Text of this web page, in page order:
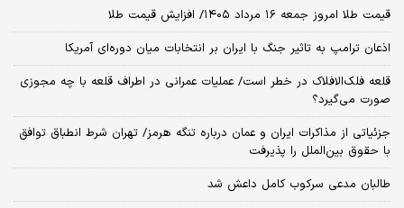
قیمت طلا امروز جمعه ۱۶ مرداد ۱۴۰۵/ افزایش قیمت طلا
اذعان ترامپ به تاثیر جنگ با ایران بر انتخابات میان دوره‌ای آمریکا
قلعه فلک‌الافلاک در خطر است/ عملیات عمرانی در اطراف قلعه با چه مجوزی
صورت می‌گیرد؟
جزئیاتی از مذاکرات ایران و عمان درباره تنگه هرمز/ تهران شرط انطباق توافق
با حقوق بین‌الملل را پذیرفت
طالبان مدعی سرکوب کامل داعش شد